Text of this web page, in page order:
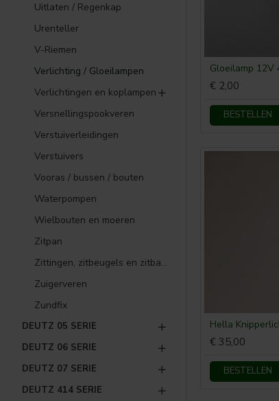
Uitlaten / Regenkap
Urenteller
V-Riemen
Verlichting / Gloeilampen
Verlichtingen en koplampen
Versnellingspookveren
Verstuiverleidingen
Verstuivers
Vooras / bussen / bouten
Waterpompen
Wielbouten en moeren
Zitpan
Zittingen, zitbeugels en zitbanken
Zuigerveren
Zundfix
DEUTZ 05 SERIE
DEUTZ 06 SERIE
DEUTZ 07 SERIE
DEUTZ 414 SERIE
Gloeilamp 12V
€ 2,00
BESTELLEN
Hella
€ 35,00
BESTELLEN